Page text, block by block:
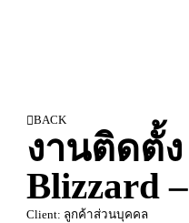
BACK
งานติดตั้ง
Blizzard
Client: ลูกค้าส่วนบุคคล